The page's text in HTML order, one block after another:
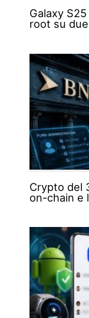
Galaxy
root su
Crypto del
on-chain e